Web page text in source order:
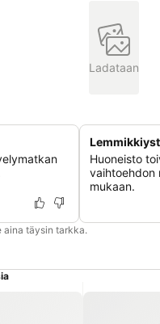
Ladataan
Huoneisto
vaihtoehdon
mukaan.
aina täysin tarkka.